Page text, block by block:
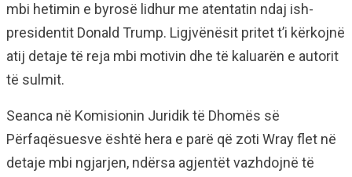
mbi hetimin e byrosë lidhur me atentatin ndaj ish-
presidentit Donald Trump. Ligjvënësit pritet t’i kërkojnë
atij detaje të reja mbi motivin dhe të kaluarën e autorit
të sulmit.
Seanca në Komisionin Juridik të Dhomës së
Përfaqësuesve është hera e parë që zoti Wray flet në
detaje mbi ngjarjen, ndërsa agjentët vazhdojnë të